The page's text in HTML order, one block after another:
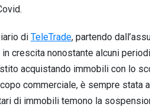
di TeleTrade, partendo
crescita nonostante alcuni
acquistando immobili con lo
commerciale, è sempre stata
di immobili temono la